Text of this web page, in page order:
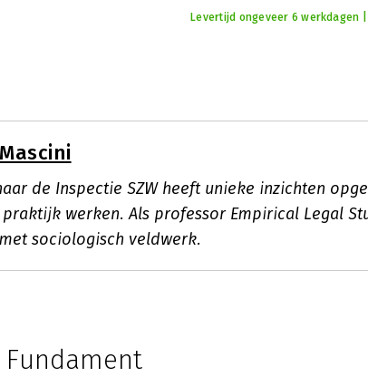
Levertijd ongeveer 6 werkdagen
de Inspectie SZW heeft unieke inzichten
werken. Als professor Empirical Legal
sociologisch veldwerk.